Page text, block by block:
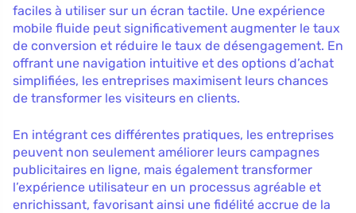
faciles à utiliser sur un écran tactile. Une expérience
mobile fluide peut significativement augmenter le taux
de conversion et réduire le taux de désengagement. En
offrant une navigation intuitive et des options d’achat
simplifiées, les entreprises maximisent leurs chances
de transformer les visiteurs en clients.
En intégrant ces différentes pratiques, les entreprises
peuvent non seulement améliorer leurs campagnes
publicitaires en ligne, mais également transformer
l’expérience utilisateur en un processus agréable et
enrichissant, favorisant ainsi une fidélité accrue de la